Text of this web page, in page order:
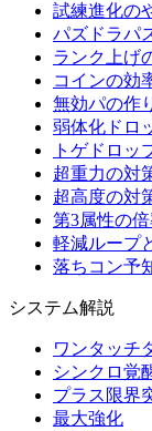
試練進化の
パズドラパ
ランク上げ
コインの効
無効パの作
弱体化ドロ
トゲドロッ
超重力の対
超高度の対
第3属性の
軽減ループ
落ちコン予
システム解説
ワンタッチ
シンクロ覚
プラス限界
最大強化